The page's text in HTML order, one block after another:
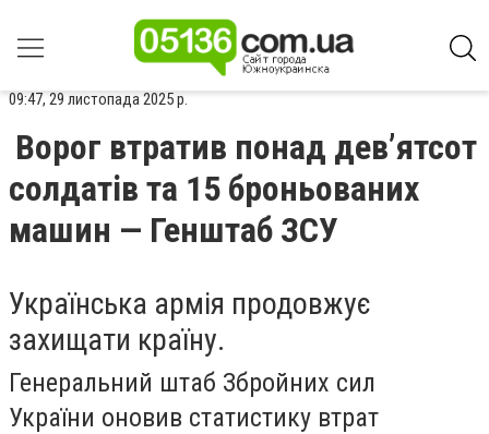
09:47, 29 листопада 2025 р.
Ворог втратив понад дев’ятсот
солдатів та 15 броньованих
машин — Генштаб ЗСУ
Українська армія продовжує
захищати країну.
Генеральний штаб Збройних сил
України оновив статистику втрат